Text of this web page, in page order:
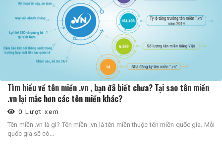
Tìm hiểu về tên miền .vn , bạn đã biết chưa? Tại sao tên miền
.vn lại mắc hơn các tên miền khác?
0 Lượt xem
Tên miền .vn là gì? Tên miền .vn là tên miền thuộc tên miền quốc gia. Mỗi
quốc gia sẽ có...